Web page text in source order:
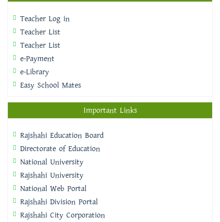
Teacher Log in
Teacher List
Teacher List
e-Payment
e-Library
Easy School Mates
Important Links
Rajshahi Education Board
Directorate of Education
National University
Rajshahi University
National Web Portal
Rajshahi Division Portal
Rajshahi City Corporation